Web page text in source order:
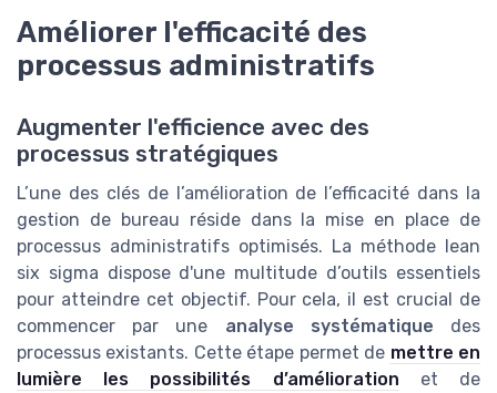
Améliorer l'efficacité des
processus administratifs
Augmenter l'efficience avec des
processus stratégiques
L’une des clés de l’amélioration de l’efficacité dans la
gestion de bureau réside dans la mise en place de
processus administratifs optimisés. La méthode lean
six sigma dispose d'une multitude d’outils essentiels
pour atteindre cet objectif. Pour cela, il est crucial de
commencer par une analyse systématique des
processus existants. Cette étape permet de mettre en
lumière les possibilités d’amélioration et de